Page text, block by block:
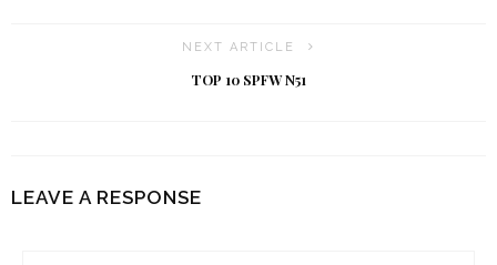
NEXT ARTICLE
TOP 10 SPFW N51
LEAVE A RESPONSE